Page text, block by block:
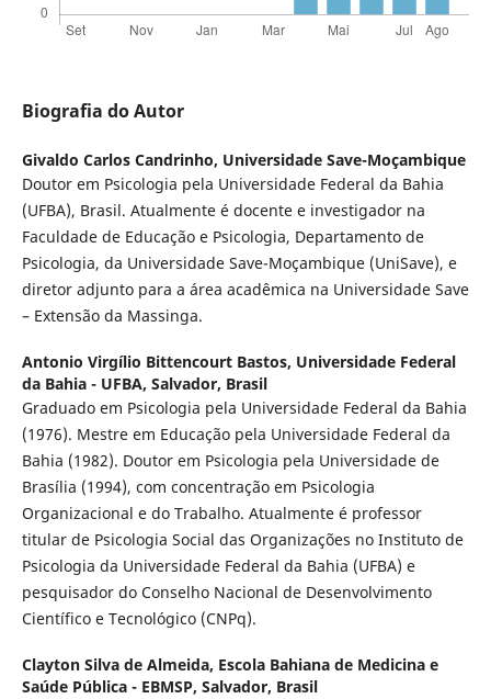
Biografia do Autor
Givaldo Carlos Candrinho, Universidade Save-Moçambique
Doutor em Psicologia pela Universidade Federal da Bahia
(UFBA), Brasil. Atualmente é docente e investigador na
Faculdade de Educação e Psicologia, Departamento de
Psicologia, da Universidade Save-Moçambique (UniSave), e
diretor adjunto para a área acadêmica na Universidade Save
– Extensão da Massinga.
Antonio Virgílio Bittencourt Bastos, Universidade Federal
da Bahia - UFBA, Salvador, Brasil
Graduado em Psicologia pela Universidade Federal da Bahia
(1976). Mestre em Educação pela Universidade Federal da
Bahia (1982). Doutor em Psicologia pela Universidade de
Brasília (1994), com concentração em Psicologia
Organizacional e do Trabalho. Atualmente é professor
titular de Psicologia Social das Organizações no Instituto de
Psicologia da Universidade Federal da Bahia (UFBA) e
pesquisador do Conselho Nacional de Desenvolvimento
Científico e Tecnológico (CNPq).
Clayton Silva de Almeida, Escola Bahiana de Medicina e
Saúde Pública - EBMSP, Salvador, Brasil